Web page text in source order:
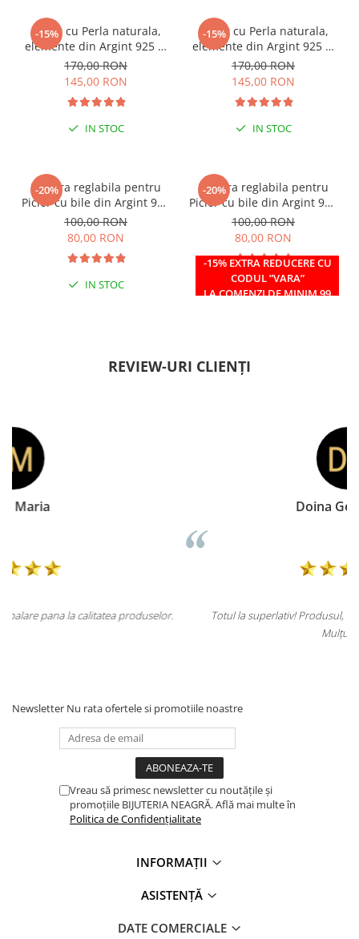
-15%
Colier cu Perla naturala,
elemente din Argint 925 si
margele Miyuki, multicolor
170,00 RON
145,00 RON
IN STOC
-15%
Colier cu Perla naturala,
elemente din Argint 925 si
margele Miyuki, verde/kiwi
170,00 RON
145,00 RON
IN STOC
-20%
Bratara reglabila pentru
Picior cu bile din Argint 925
si margele Miyuki rosii
100,00 RON
80,00 RON
IN STOC
-20%
-15% EXTRA REDUCERE CU
CODUL ”VARA”
LA COMENZI DE MINIM 99
Bratara reglabila pentru
Picior cu bile din Argint 925
si margele Miyuki verzi
100,00 RON
80,00 RON
IN STOC
REVIEW-URI CLIENȚI
Totul la superlativ! Produsul, fix descrierea, ambalaj, livrare.
Newsletter Nu rata ofertele si promotiile noastre
Vreau să primesc newsletter cu noutățile și
promoțiile BIJUTERIA NEAGRĂ. Află mai multe în
Politica de Confidențialitate
INFORMAȚII
ASISTENȚĂ
DATE COMERCIALE